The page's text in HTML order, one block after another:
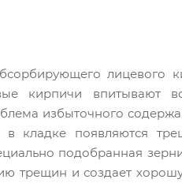
лицевого
кирпичи впитывают
избыточного
в кладке появляются
подобранная
трещин и создает